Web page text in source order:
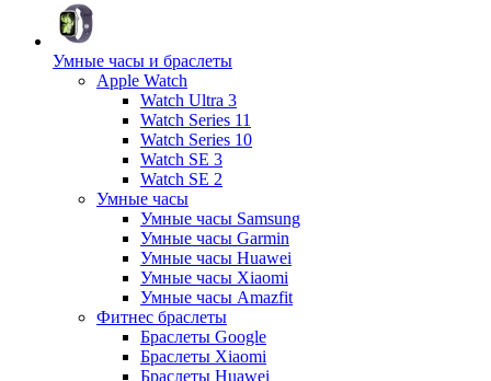
Умные часы и браслеты
Apple Watch
Watch Ultra 3
Watch Series 11
Watch Series 10
Watch SE 3
Watch SE 2
Умные часы
Умные часы Samsung
Умные часы Garmin
Умные часы Huawei
Умные часы Xiaomi
Умные часы Amazfit
Фитнес браслеты
Браслеты Google
Браслеты Xiaomi
Браслеты Huawei